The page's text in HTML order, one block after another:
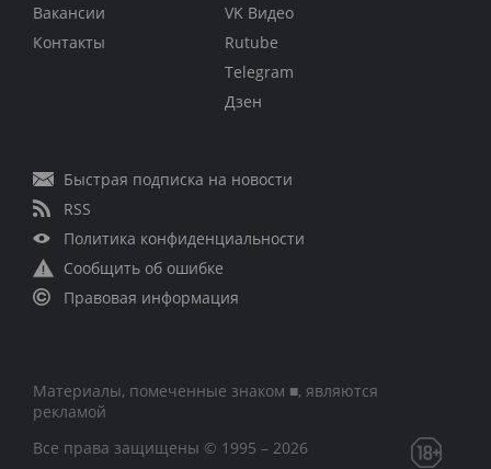
Вакансии
Контакты
VK Видео
Rutube
Telegram
Дзен
Быстрая подписка на новости
RSS
Политика конфиденциальности
Сообщить об ошибке
Правовая информация
Материалы, помеченные знаком ■, являются
рекламой
Все права защищены © 1995 – 2026